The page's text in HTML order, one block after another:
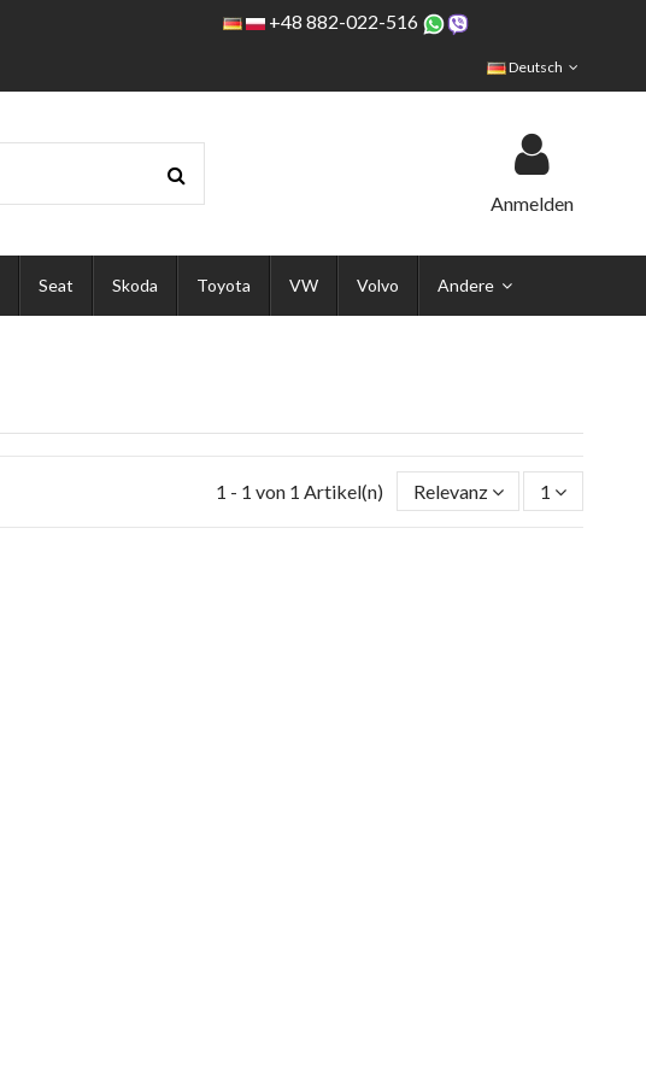
+48 882-022-516
Deutsch
Anmelden
Seat Skoda Toyota VW Volvo Andere
1 - 1 von 1 Artikel(n) Relevanz 1